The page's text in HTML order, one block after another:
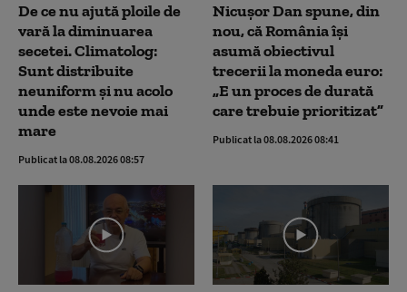
De ce nu ajută ploile de
vară la diminuarea
secetei. Climatolog:
Sunt distribuite
neuniform și nu acolo
unde este nevoie mai
mare
Publicat la 08.08.2026 08:57
Nicușor Dan spune, din
nou, că România își
asumă obiectivul
trecerii la moneda euro:
„E un proces de durată
care trebuie prioritizat”
Publicat la 08.08.2026 08:41